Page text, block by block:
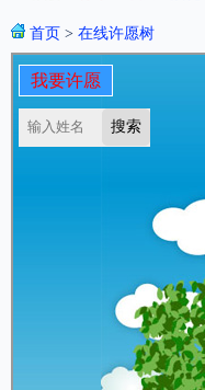
首页 > 在线许愿树